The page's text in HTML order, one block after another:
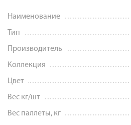
Наименование
Тип
Производитель
Коллекция
Цвет
Вес кг/шт
Вес паллеты, кг